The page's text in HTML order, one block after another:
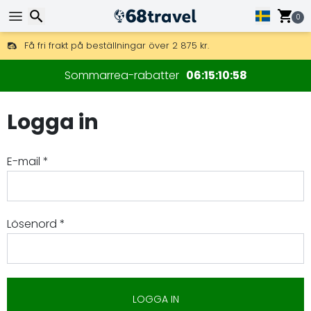
0
Få fri frakt på beställningar över 2 875 kr.
DHL Express över natten är också tillgängligt.
30 dagar för retur, 90 dagar för träkartor och dekorationer.
Sommarrea-rabatter 06151058
Logga in
E-mail *
Lösenord *
LOGGA IN